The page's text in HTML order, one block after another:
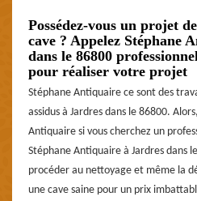
Possédez-vous un projet
cave ? Appelez Stéphane
dans le 86800
pour réaliser votre projet
Stéphane Antiquaire ce sont des
assidus à Jardres dans le 86800.
Antiquaire si vous cherchez un
Stéphane Antiquaire à Jardres dans
procéder au nettoyage et même la
une cave saine pour un prix